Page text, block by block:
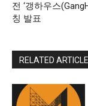
전 ‘갱하우스
칭 발표
RELATED